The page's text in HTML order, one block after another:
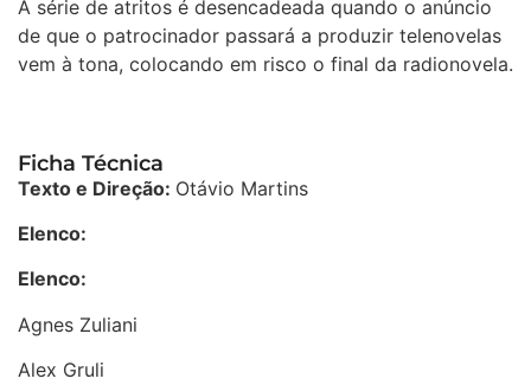
A série de atritos é desencadeada quando o anúncio
de que o patrocinador passará a produzir telenovelas
vem à tona, colocando em risco o final da radionovela.
Ficha Técnica
Texto e Direção: Otávio Martins
Elenco:
Elenco:
Agnes Zuliani
Alex Gruli